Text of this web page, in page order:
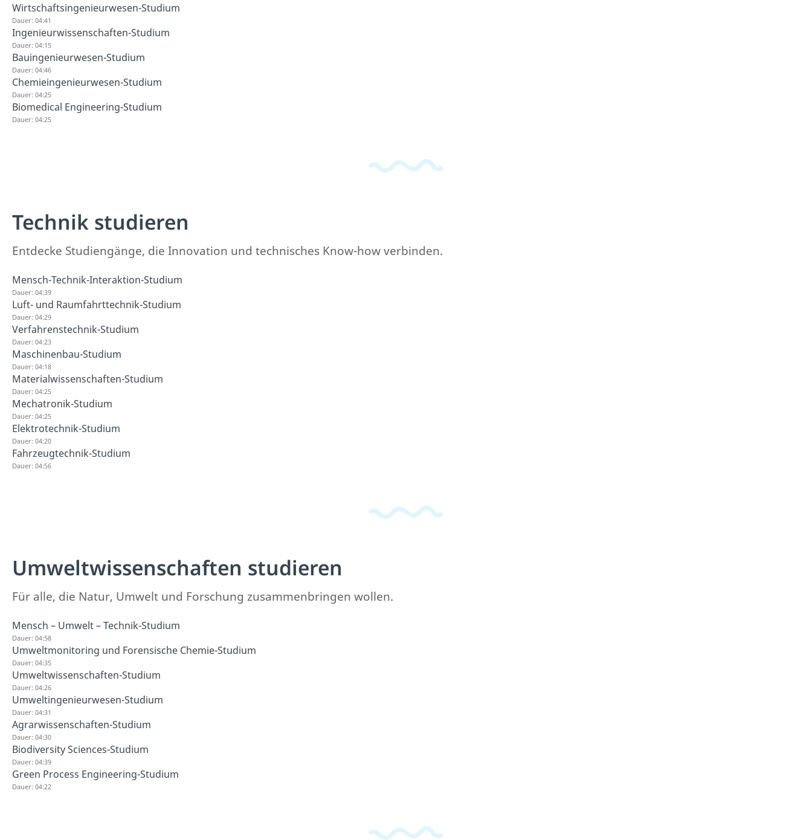
Wirtschaftsingenieurwesen-Studium
Dauer: 04:41
Ingenieurwissenschaften-Studium
Dauer: 04:15
Bauingenieurwesen-Studium
Dauer: 04:46
Chemieingenieurwesen-Studium
Dauer: 04:25
Biomedical Engineering-Studium
Dauer: 04:25
Technik studieren
Entdecke Studiengänge, die Innovation und technisches Know-how verbinden.
Mensch-Technik-Interaktion-Studium
Dauer: 04:39
Luft- und Raumfahrttechnik-Studium
Dauer: 04:29
Verfahrenstechnik-Studium
Dauer: 04:23
Maschinenbau-Studium
Dauer: 04:18
Materialwissenschaften-Studium
Dauer: 04:25
Mechatronik-Studium
Dauer: 04:25
Elektrotechnik-Studium
Dauer: 04:20
Fahrzeugtechnik-Studium
Dauer: 04:56
Umweltwissenschaften studieren
Für alle, die Natur, Umwelt und Forschung zusammenbringen wollen.
Mensch – Umwelt – Technik-Studium
Dauer: 04:58
Umweltmonitoring und Forensische Chemie-Studium
Dauer: 04:35
Umweltwissenschaften-Studium
Dauer: 04:26
Umweltingenieurwesen-Studium
Dauer: 04:31
Agrarwissenschaften-Studium
Dauer: 04:30
Biodiversity Sciences-Studium
Dauer: 04:39
Green Process Engineering-Studium
Dauer: 04:22